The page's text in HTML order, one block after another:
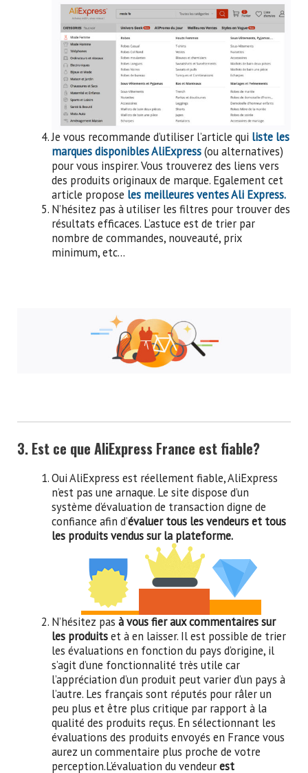
Je vous recommande d’utiliser l’article qui liste les
marques disponibles AliExpress(ou alternatives)
pour vous inspirer. Vous trouverez des liens vers
des produits originaux de marque. Egalement cet
article propose les meilleures ventes Ali Express.
N’hésitez pas à utiliser les filtres pour trouver des
résultats efficaces. L’astuce est de trier par
nombre de commandes, nouveauté, prix
minimum, etc…
3. Est ce que AliExpress France est fiable?
Oui AliExpress est réellement fiable, AliExpress
n’est pas une arnaque. Le site dispose d’un
système d’évaluation de transaction digne de
confiance afin d’évaluer tous les vendeurs et tous
les produits vendus sur la plateforme.
N’hésitez pas à vous fier aux commentaires sur
les produitset à en laisser. Il est possible de trier
les évaluations en fonction du pays d’origine, il
s’agit d’une fonctionnalité très utile car
l’appréciation d’un produit peut varier d’un pays à
l’autre. Les français sont réputés pour râler un
peu plus et être plus critique par rapport à la
qualité des produits reçus. En sélectionnant les
évaluations des produits envoyés en France vous
aurez un commentaire plus proche de votre
perception.L’évaluation du vendeurest